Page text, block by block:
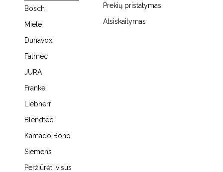
Bosch
Miele
Dunavox
Falmec
JURA
Franke
Liebherr
Blendtec
Kamado Bono
Siemens
Peržiūrėti visus
Prekių pristatymas
Atsiskaitymas